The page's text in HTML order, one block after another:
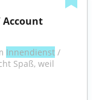
Account
Innendienst /
Spaß, weil